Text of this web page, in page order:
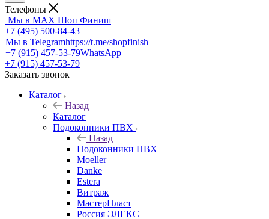
Телефоны
Мы в MAX Шоп Финиш
+7 (495) 500-84-43
Мы в Telegramhttps://t.me/shopfinish
+7 (915) 457-53-79WhatsApp
+7 (915) 457-53-79
Заказать звонок
Каталог
Назад
Каталог
Подоконники ПВХ
Назад
Подоконники ПВХ
Moeller
Danke
Estera
Витраж
МастерПласт
Россия ЭЛЕКС